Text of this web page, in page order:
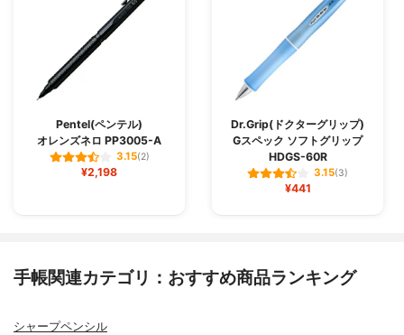
Pentel(ペンテル)
オレンズネロ PP3005-A
3.15(2)
¥2,198
Dr.Grip(ドクターグリップ)
Gスペック ソフトグリップ
HDGS-60R
3.15(3)
¥441
手帳関連カテゴリ：おすすめ商品ランキング
シャープペンシル